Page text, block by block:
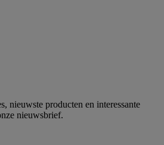
nieuwste producten en interessante
nieuwsbrief.